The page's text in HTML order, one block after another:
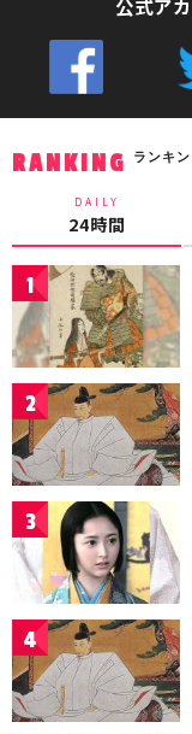
公式ア
RANKING ランキ
DAILY
24時間
1
2
3
4